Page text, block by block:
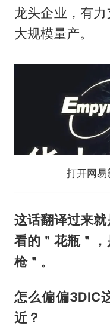
龙头企业，有
大规模量产。
打开网易
这话翻译过来
看的＂花瓶＂
枪＂。
怎么偏偏3DIC
近？